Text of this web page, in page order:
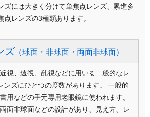
ズには大きく分けて単焦点レンズ、累進多
点レンズの3種類あります。
ズ （球面・非球面・両面非球面）
視、遠視、乱視などに用いる一般的なレ
ンズにひとつの度数があります。 一般的
用などの手元専用老眼鏡に使われます。
面非球面などの設計があり、見え方、レ